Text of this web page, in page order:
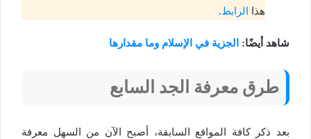
هذا
الرابط.
شاهد أيضًا: الجزية في الإسلام وما مقدارها
طرق معرفة الجد السابع
بعد ذكر كافة المواقع السابقة، أصبح الآن من السهل معرفة